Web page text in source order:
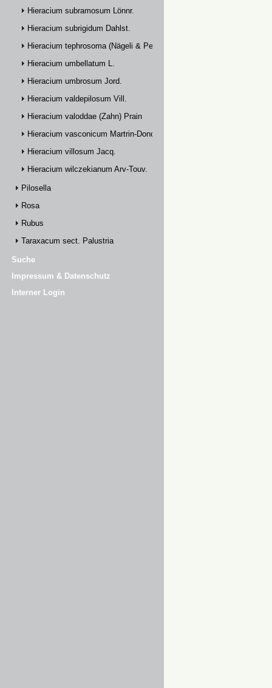
Hieracium subramosum Lönnr.
Hieracium subrigidum Dahlst.
Hieracium tephrosoma (Nägeli & Peter) Zahn
Hieracium umbellatum L.
Hieracium umbrosum Jord.
Hieracium valdepilosum Vill.
Hieracium valoddae (Zahn) Prain
Hieracium vasconicum Martrin-Donos
Hieracium villosum Jacq.
Hieracium wilczekianum Arv-Touv.
Pilosella
Rosa
Rubus
Taraxacum sect. Palustria
Suche
Impressum & Datenschutz
Interner Login